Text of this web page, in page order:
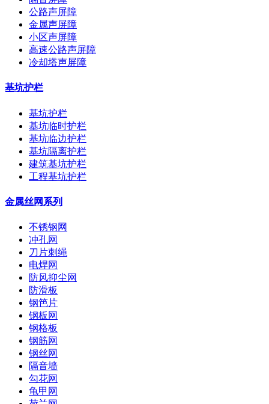
公路声屏障
金属声屏障
小区声屏障
高速公路声屏障
冷却塔声屏障
基坑护栏
基坑护栏
基坑临时护栏
基坑临边护栏
基坑隔离护栏
建筑基坑护栏
工程基坑护栏
金属丝网系列
不锈钢网
冲孔网
刀片刺绳
电焊网
防风抑尘网
防滑板
钢笆片
钢板网
钢格板
钢筋网
钢丝网
隔音墙
勾花网
龟甲网